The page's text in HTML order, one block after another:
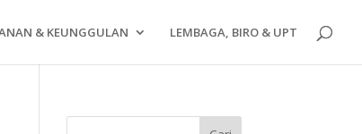
& KEUNGGULAN LEMBAGA, BIRO & UPT